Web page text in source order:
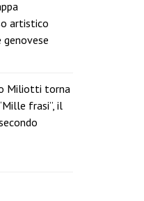
artistico
Miliotti torna
frasi”, il